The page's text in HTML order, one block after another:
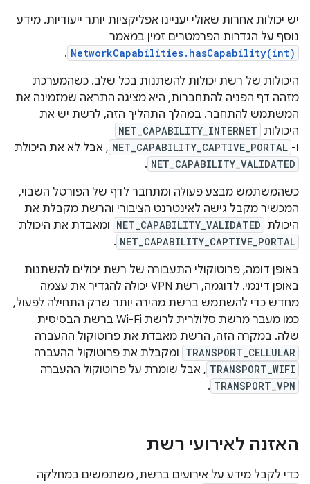
יש יכולות אחרות שאולי יעניינו אפליקציות יותר ייעודיות. מידע
נוסף על הגדרות הפרמטרים זמין במאמר
NetworkCapabilities.hasCapability(int)
.
היכולות של רשת יכולות להשתנות בכל שלב. כשהמערכת
מזהה דף הפניה להתחברות, היא מציגה התראה שמזמינה את
המשתמש להתחבר. במהלך התהליך הזה, לרשת יש את
היכולות NET_CAPABILITY_INTERNET
ו- NET_CAPABILITY_CAPTIVE_PORTAL , אבל לא את היכולת
NET_CAPABILITY_VALIDATED
.
כשהמשתמש מבצע פעולה ומתחבר לדף של הפורטל השבוי,
המכשיר מקבל גישה לאינטרנט הציבורי והרשת מקבלת את
היכולת NET_CAPABILITY_VALIDATED ומאבדת את היכולת
NET_CAPABILITY_CAPTIVE_PORTAL
.
באופן דומה, פרוטוקולי התעבורה של רשת יכולים להשתנות
באופן דינמי. לדוגמה, רשת VPN יכולה להגדיר את עצמה
מחדש כדי להשתמש ברשת מהירה יותר שרק התחילה לפעול,
כמו מעבר מרשת סלולרית לרשת Wi-Fi ברשת הבסיסית
שלה. במקרה הזה, הרשת מאבדת את פרוטוקול ההעברה
TRANSPORT_CELLULAR ומקבלת את פרוטוקול ההעברה
TRANSPORT_WIFI , אבל שומרת על פרוטוקול ההעברה
TRANSPORT_VPN
.
האזנה לאירועי רשת
כדי לקבל מידע על אירועים ברשת, משתמשים במחלקה